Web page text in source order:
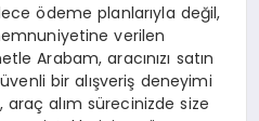
ödeme planlarıyla değil,
verilen
Arabam, aracınızı satın
bir alışveriş deneyimi
alım sürecinizde size